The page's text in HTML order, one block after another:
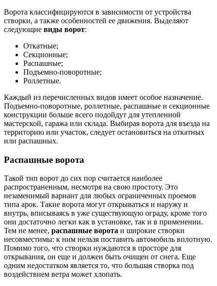
Ворота классифицируются в зависимости от устройства
створки, а также особенностей ее движения. Выделяют
следующие виды ворот:
Откатные;
Секционные;
Распашные;
Подъемно-поворотные;
Роллетные.
Каждый из перечисленных видов имеет особое назначение.
Подъемно-поворотные, роллетные, распашные и секционные
конструкции больше всего подойдут для утепленной
мастерской, гаража или склада. Выбирая ворота для въезда на
территорию или участок, следует остановиться на откатных
или распашных.
Распашные ворота
Такой тип ворот до сих пор считается наиболее
распространенным, несмотря на свою простоту. Это
незаменимый вариант для любых ограниченных проемов
типа арок. Такие ворота могут открываться и наружу и
внутрь, вписываясь в уже существующую ограду, кроме того
они достаточно легки как в установке, так и в применении.
Тем не менее, распашные ворота и широкие створки
несовместимы: к ним нельзя поставить автомобиль вплотную.
Помимо того, что створки нуждаются в просторе для
открывания, он еще и должен быть очищен от снега. Еще
одним недостатком является то, что большая створка под
воздействием ветра может хлопать.